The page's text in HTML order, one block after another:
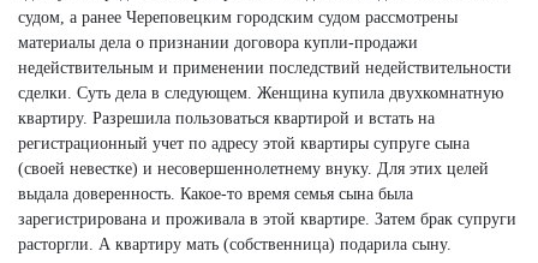
судом, а ранее Череповецким городским судом рассмотрены
материалы дела о признании договора купли-продажи
недействительным и применении последствий недействительности
сделки. Суть дела в следующем. Женщина купила двухкомнатную
квартиру. Разрешила пользоваться квартирой и встать на
регистрационный учет по адресу этой квартиры супруге сына
(своей невестке) и несовершеннолетнему внуку. Для этих целей
выдала доверенность. Какое-то время семья сына была
зарегистрирована и проживала в этой квартире. Затем брак супруги
расторгли. А квартиру мать (собственница) подарила сыну.